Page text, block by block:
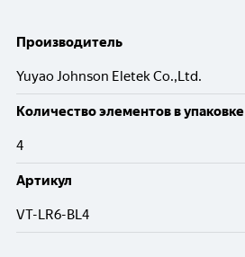
Производитель
Yuyao Johnson Eletek Co.,Ltd.
Количество элементов в упаковке
4
Артикул
VT-LR6-BL4